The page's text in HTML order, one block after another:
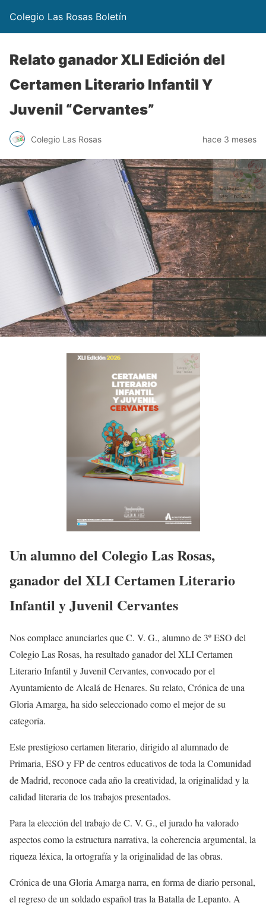
Colegio Las Rosas Boletín
Relato ganador XLI Edición del
Certamen Literario Infantil Y
Juvenil “Cervantes”
Colegio Las Rosas hace 3 meses
Un alumno del Colegio Las Rosas,
ganador del XLI Certamen Literario
Infantil y Juvenil Cervantes
Nos complace anunciarles que C. V. G., alumno de 3º ESO del
Colegio Las Rosas, ha resultado ganador del XLI Certamen
Literario Infantil y Juvenil Cervantes, convocado por el
Ayuntamiento de Alcalá de Henares. Su relato, Crónica de una
Gloria Amarga, ha sido seleccionado como el mejor de su
categoría.
Este prestigioso certamen literario, dirigido al alumnado de
Primaria, ESO y FP de centros educativos de toda la Comunidad
de Madrid, reconoce cada año la creatividad, la originalidad y la
calidad literaria de los trabajos presentados.
Para la elección del trabajo de C. V. G., el jurado ha valorado
aspectos como la estructura narrativa, la coherencia argumental, la
riqueza léxica, la ortografía y la originalidad de las obras.
Crónica de una Gloria Amarga narra, en forma de diario personal,
el regreso de un soldado español tras la Batalla de Lepanto. A